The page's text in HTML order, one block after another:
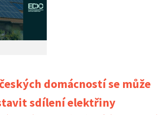
domácností se může
sdílení elektřiny